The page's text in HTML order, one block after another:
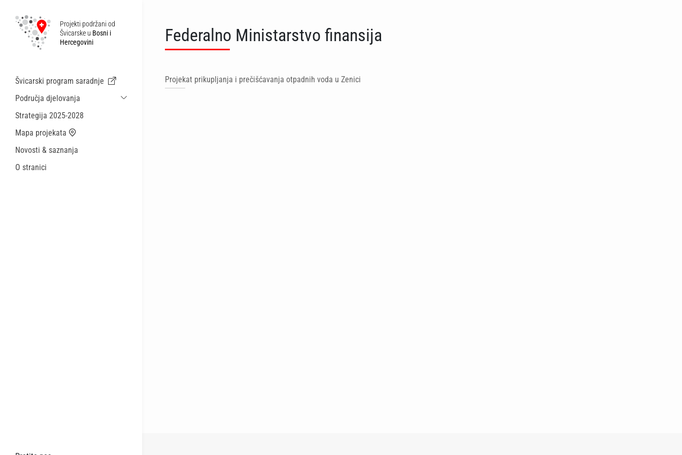
Projekti podržani od
Švicarske u Bosni i
Hercegovini
Švicarski program saradnje
Područja djelovanja
Održiva ekonomska saradnja i migracije
Strategija 2025-2028
Mapa projekata
Novosti & saznanja
O stranici
Federalno Ministarstvo finansija
Projekat prikupljanja i prečišćavanja otpadnih voda u Zenici